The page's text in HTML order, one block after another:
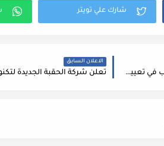
شركة تعمل في انتاج العصائر والمطعمات ترغب في تعيين مهندس انتاج ضمن كوادرها
الاعلان السابق